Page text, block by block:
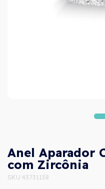
Anel Aparador
com Zircônia
SKU 43731138